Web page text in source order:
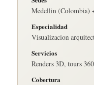
Medellin (Colombia)
Especialidad
Visualizacion
Servicios
Renders 3D, tours
Cobertura